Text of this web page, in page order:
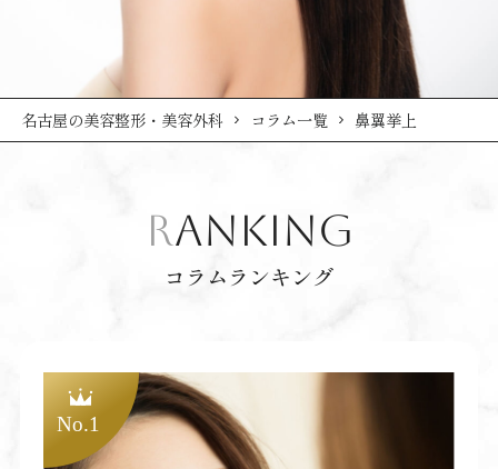
名古屋の美容整形・美容外科 コラム一覧 鼻翼挙上
RANKING
コラムランキング